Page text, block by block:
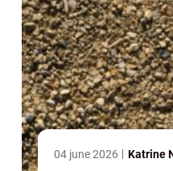
04 june 2026 Katrine